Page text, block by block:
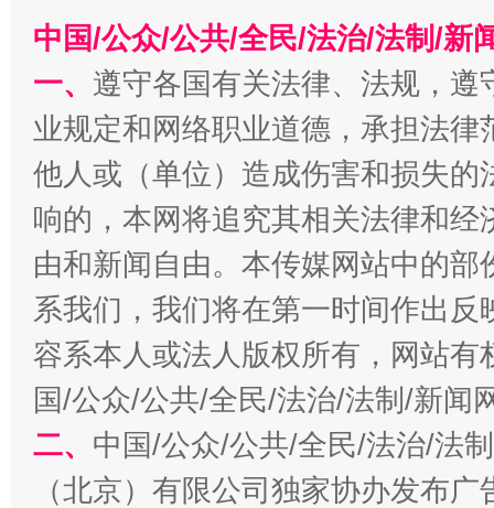
揭开“小金库”的免责幌子
受贿1.44亿！段成刚被判无期 从幼
中国/公众/公共/全民/法治/法制/新
一、 遵守各国有关法律、法规，
业规定和网络职业道德，承担法
他人或（单位）造成伤害和损失
响的，本网将追究其相关法律和
由和新闻自由。本传媒网站中的
系我们，我们将在第一时间作出
容系本人或法人版权所有，网站
国/公众/公共/全民/法治/法制/新闻
二、 中国/公众/公共/全民/法治/法
（北京）有限公司独家协办发布